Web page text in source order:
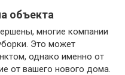
объекта
многие компании
Это может
однако именно от
от вашего нового дома.